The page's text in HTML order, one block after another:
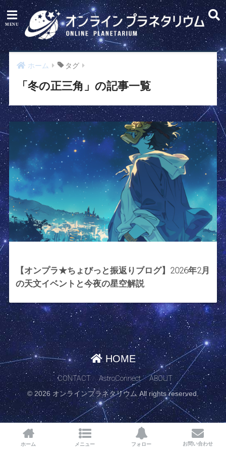
ホーム タグ
「冬の正三角」の記事一覧
【オンプラ★ちょびっと振返りブログ】2026年2月
の天文イベントと今夜の星空解説
HOME
CONTACT AstroConnect ABOUT
© 2026 オンラインプラネタリウム All rights reserved.
ホーム メニュー フォロー お問い合わせ